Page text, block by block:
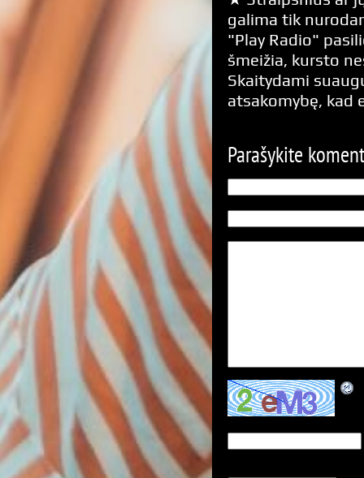
galima tik
"Play Radio"
šmeižia, kursto
Skaitydami
atsakomybę, kad
Parašykite